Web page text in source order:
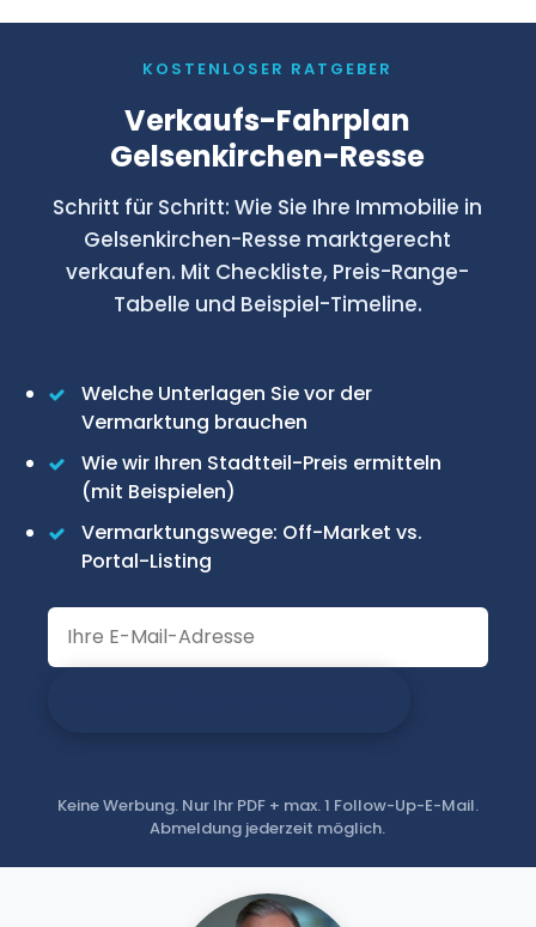
KOSTENLOSER RATGEBER
Verkaufs-Fahrplan
Gelsenkirchen-Resse
Schritt für Schritt: Wie Sie Ihre Immobilie in
Gelsenkirchen-Resse marktgerecht
verkaufen. Mit Checkliste, Preis-Range-
Tabelle und Beispiel-Timeline.
Welche Unterlagen Sie vor der
Vermarktung brauchen
Wie wir Ihren Stadtteil-Preis ermitteln
(mit Beispielen)
Vermarktungswege: Off-Market vs.
Portal-Listing
Keine Werbung. Nur Ihr PDF + max. 1 Follow-Up-E-Mail.
Abmeldung jederzeit möglich.